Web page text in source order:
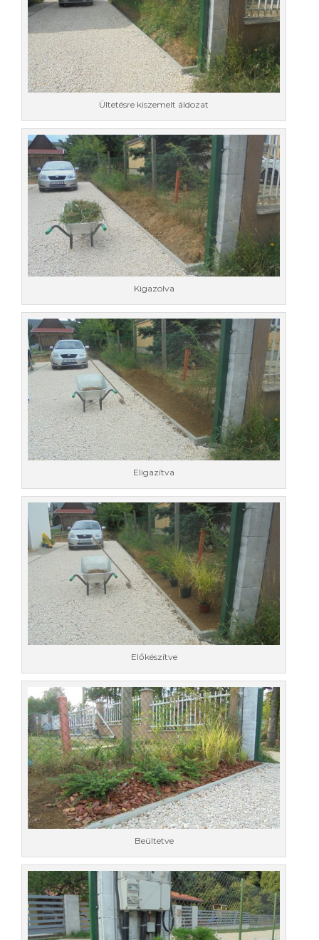
Ültetésre kiszemelt áldozat
Kigazolva
Eligazítva
Előkészítve
Beültetve